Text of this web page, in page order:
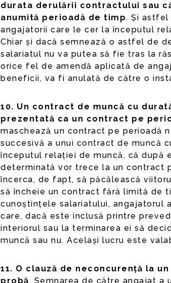
durata derulării contractului sau
anumită perioadă de timp. Și astfel
angajatorii care le cer la începutul
Chiar și dacă semnează o astfel de
salariatul nu va putea să fie tras la
orice fel de amendă aplicată de
beneficii, va fi anulată de către o
10. Un contract de muncă cu
prezentată ca un contract pe
maschează un contract pe perioadă
succesivă a unui contract de muncă
începutul relației de muncă, că după
determinată vor trece la un contract
încerca, de fapt, să păcălească
să încheie un contract fără limită de
cunoștințele salariatului, angajatorul
care, dacă este inclusă printre
interiorul sau la terminarea ei să
muncă sau nu. Același lucru este
11. O clauză de neconcurență la
probă. Semnarea de către angajat a